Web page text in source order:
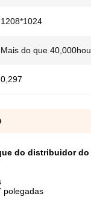
1208*1024
Mais do que
0,297
do distribuidor
polegadas